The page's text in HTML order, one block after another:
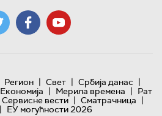
Регион | Свет | Србија данас |
Економија | Мерила времена | Рат
Сервисне вести | Сматрачница |
| ЕУ могућности 2026